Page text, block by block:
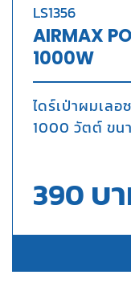
LS1356
AIRMAX
1000W
ไดร์เป่าผมเล
1000 วัตต์ ขน
390 บ